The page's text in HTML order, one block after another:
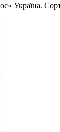
Україна.